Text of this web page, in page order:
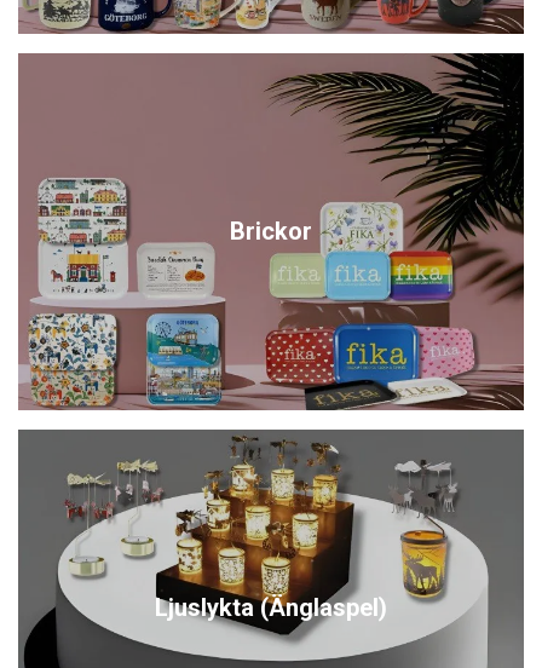
Brickor
Ljuslykta (Änglaspel)